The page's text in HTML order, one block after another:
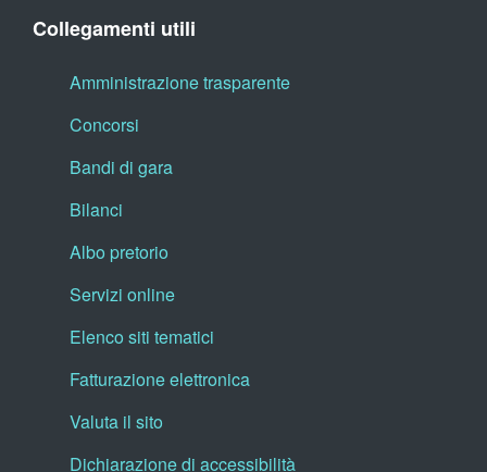
Collegamenti utili
Amministrazione trasparente
Concorsi
Bandi di gara
Bilanci
Albo pretorio
Servizi online
Elenco siti tematici
Fatturazione elettronica
Valuta il sito
Dichiarazione di accessibilità